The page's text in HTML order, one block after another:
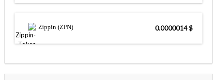
Zippin (ZPN) $ 0.0000014